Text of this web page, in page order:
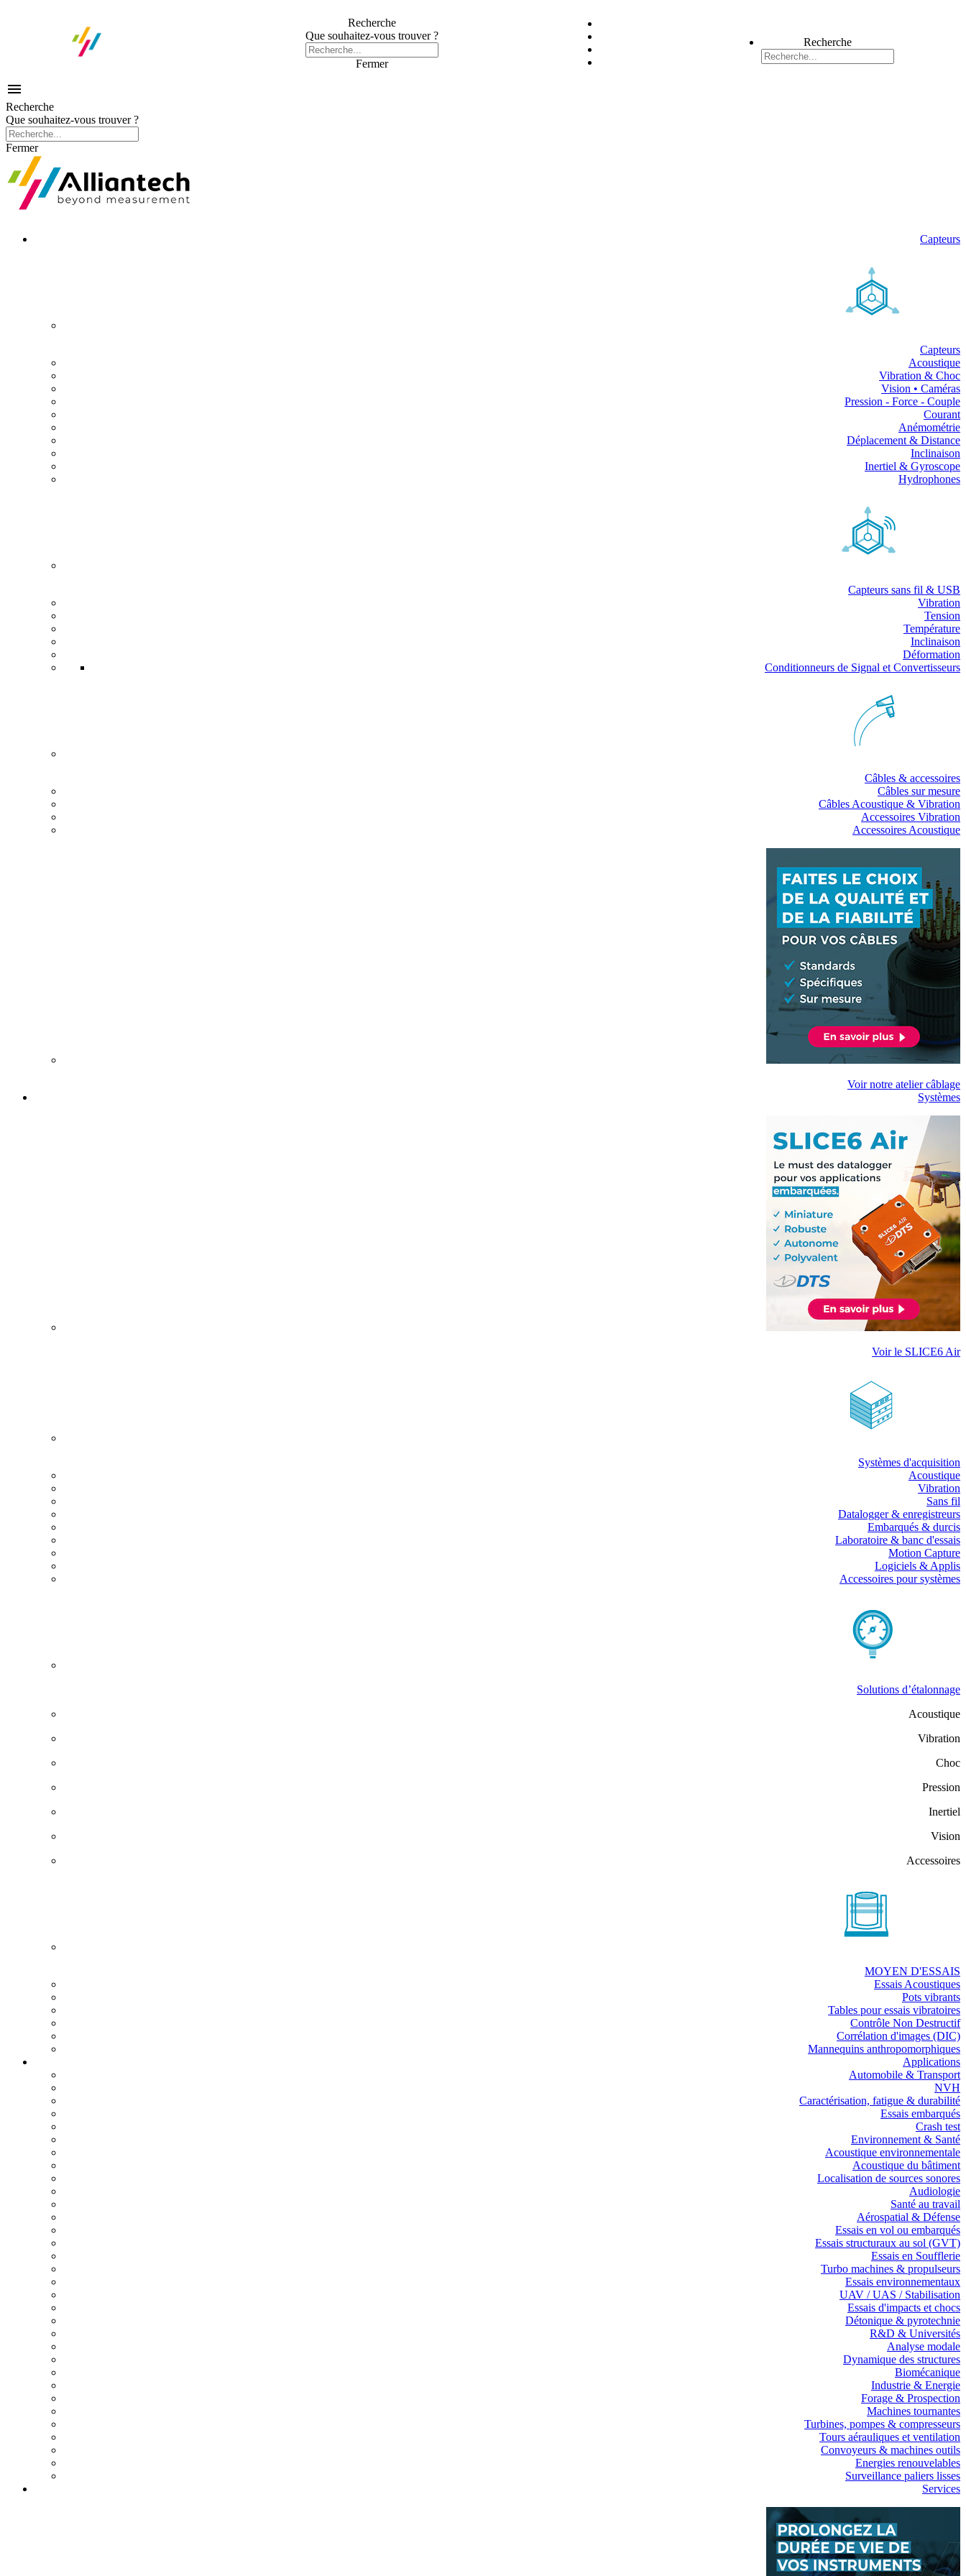
Recherche
Que souhaitez-vous trouver ?
Fermer
Recherche

Recherche
Que souhaitez-vous trouver ?
Fermer
Capteurs
Capteurs
Acoustique
Vibration & Choc
Vision • Caméras
Pression - Force - Couple
Courant
Anémométrie
Déplacement & Distance
Inclinaison
Inertiel & Gyroscope
Hydrophones
Capteurs sans fil & USB
Vibration
Tension
Température
Inclinaison
Déformation
Conditionneurs de Signal et Convertisseurs
Câbles & accessoires
Câbles sur mesure
Câbles Acoustique & Vibration
Accessoires Vibration
Accessoires Acoustique
Voir notre atelier câblage
Systèmes
Voir le SLICE6 Air
Systèmes d'acquisition
Acoustique
Vibration
Sans fil
Datalogger & enregistreurs
Embarqués & durcis
Laboratoire & banc d'essais
Motion Capture
Logiciels & Applis
Accessoires pour systèmes
Solutions d’étalonnage
Acoustique
Vibration
Choc
Pression
Inertiel
Vision
Accessoires
MOYEN D'ESSAIS
Essais Acoustiques
Pots vibrants
Tables pour essais vibratoires
Contrôle Non Destructif
Corrélation d'images (DIC)
Mannequins anthropomorphiques
Applications
Automobile & Transport
NVH
Caractérisation, fatigue & durabilité
Essais embarqués
Crash test
Environnement & Santé
Acoustique environnementale
Acoustique du bâtiment
Localisation de sources sonores
Audiologie
Santé au travail
Aérospatial & Défense
Essais en vol ou embarqués
Essais structuraux au sol (GVT)
Essais en Soufflerie
Turbo machines & propulseurs
Essais environnementaux
UAV / UAS / Stabilisation
Essais d'impacts et chocs
Détonique & pyrotechnie
R&D & Universités
Analyse modale
Dynamique des structures
Biomécanique
Industrie & Energie
Forage & Prospection
Machines tournantes
Turbines, pompes & compresseurs
Tours aérauliques et ventilation
Convoyeurs & machines outils
Energies renouvelables
Surveillance paliers lisses
Services